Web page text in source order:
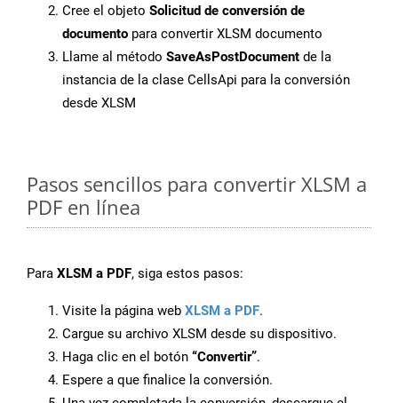
Cree el objeto Solicitud de conversión de
documento para convertir XLSM documento
Llame al método SaveAsPostDocument de la
instancia de la clase CellsApi para la conversión
desde XLSM
Pasos sencillos para convertir XLSM a
PDF en línea
Para XLSM a PDF, siga estos pasos:
Visite la página web XLSM a PDF.
Cargue su archivo XLSM desde su dispositivo.
Haga clic en el botón “Convertir”.
Espere a que finalice la conversión.